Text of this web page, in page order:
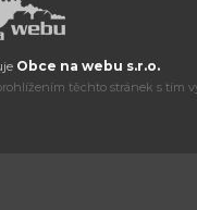
Obce na webu s.r.o.
těchto stránek s tím